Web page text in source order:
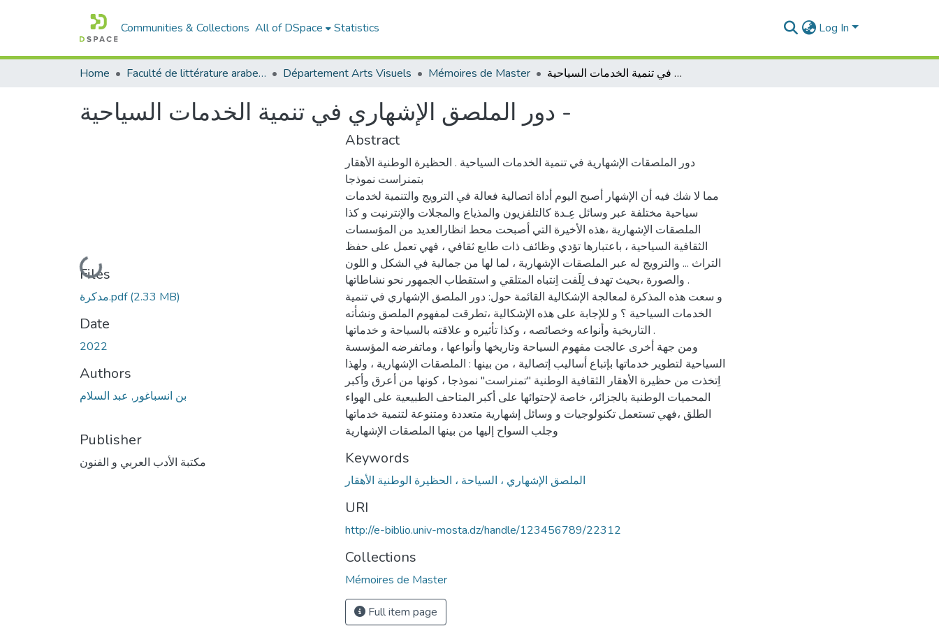
Communities & Collections All of DSpace Statistics Log In
Home Faculté de littérature arabe et des arts Département Arts Visuels Mémoires de Master دور الملصق الإشهاري في تنمية الخدمات السياحية -
دور الملصق الإشهاري في تنمية الخدمات السياحية -
Loading...
Files
مدكرة.pdf(2.33 MB)
Date
2022
Authors
بن انسباغور, عبد السلام
Publisher
مكتبة الأدب العربي و الفنون
Abstract
دور الملصقات الإشهارية في تنمية الخدمات السياحية . الحظيرة الوطنية الأهقار
بتمنراست نموذجا
مما لا شك فيه أن الإشهار أصبح اليوم أداة اتصالية فعالة في الترويج والتنمية لخدمات
سياحية مختلفة عبر وسائل عِـدة كالتلفزيون والمذياع والمجلات والإنترنيت و كذا
الملصقات الإشهارية ،هذه الأخيرة التي أصبحت محط انظارالعديد من المؤسسات
الثقافية السياحية ، باعتبارها تؤدي وظائف ذات طابع ثقافي ، فهي تعمل على حفظ
التراث ... والترويج له عبر الملصقات الإشهارية ، لما لها من جمالية في الشكل و اللون
والصورة ،بحيث تهدف لِلَفت اِنتباه المتلقي و استقطاب الجمهور نحو نشاطاتها .
و سعت هذه المذكرة لمعالجة الإشكالية القائمة حول: دور الملصق الإشهاري في تنمية
الخدمات السياحية ؟ و للإجابة على هذه الإشكالية ،تطرقت لمفهوم الملصق ونشأته
التاريخية وأنواعه وخصائصه ، وكذا تأثيره و علاقته بالسياحة و خدماتها .
ومن جهة أخرى عالجت مفهوم السياحة وتاريخها وأنواعها ، وماتفرضه المؤسسة
السياحية لتطوير خدماتها بإتباع أساليب إتصالية ، من بينها : الملصقات الإشهارية ، ولهذا
اِتخذت من حظيرة الأهقار الثقافية الوطنية "تمنراست" نموذجا ، كونها من أعرق وأكبر
المحميات الوطنية بالجزائر، خاصة لإحتوائها على أكبر المتاحف الطبيعية على الهواء
الطلق ،فهي تستعمل تكنولوجيات و وسائل إشهارية متعددة ومتنوعة لتنمية خدماتها
وجلب السواح إليها من بينها الملصقات الإشهارية
Keywords
الملصق الإشهاري ، السياحة ، الحظيرة الوطنية الأهقار
URI
http://e-biblio.univ-mosta.dz/handle/123456789/22312
Collections
Mémoires de Master
Full item page